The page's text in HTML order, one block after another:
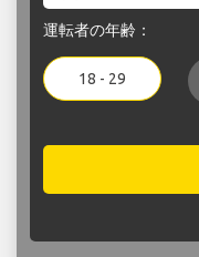
運転者の年齢：
18 - 29